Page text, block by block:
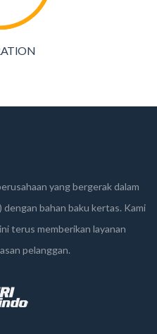
yang bergerak dalam
bahan baku kertas. Kami
terus memberikan layanan
pelanggan.